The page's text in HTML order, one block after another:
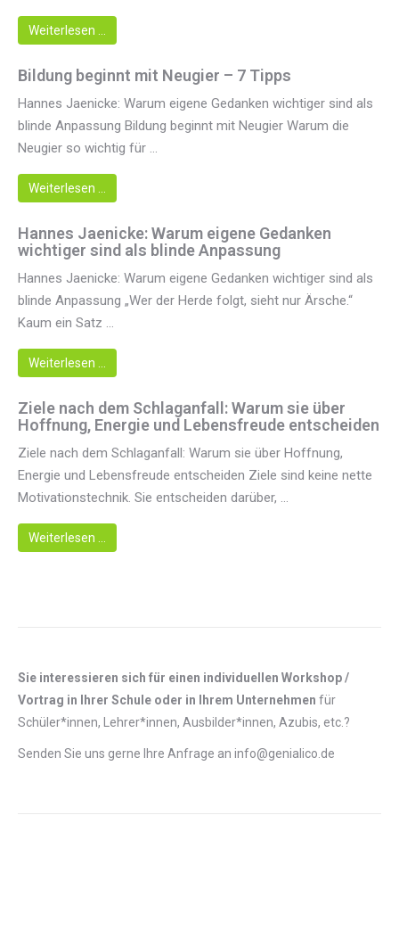
Weiterlesen …
Bildung beginnt mit Neugier – 7 Tipps
Hannes Jaenicke: Warum eigene Gedanken wichtiger sind als
blinde Anpassung Bildung beginnt mit Neugier Warum die
Neugier so wichtig für ...
Weiterlesen …
Hannes Jaenicke: Warum eigene Gedanken
wichtiger sind als blinde Anpassung
Hannes Jaenicke: Warum eigene Gedanken wichtiger sind als
blinde Anpassung „Wer der Herde folgt, sieht nur Ärsche.“
Kaum ein Satz ...
Weiterlesen …
Ziele nach dem Schlaganfall: Warum sie über
Hoffnung, Energie und Lebensfreude entscheiden
Ziele nach dem Schlaganfall: Warum sie über Hoffnung,
Energie und Lebensfreude entscheiden Ziele sind keine nette
Motivationstechnik. Sie entscheiden darüber, ...
Weiterlesen …
Sie interessieren sich für einen individuellen Workshop /
Vortrag in Ihrer Schule oder in Ihrem Unternehmen für
Schüler*innen, Lehrer*innen, Ausbilder*innen, Azubis, etc.?
Senden Sie uns gerne Ihre Anfrage an info@genialico.de